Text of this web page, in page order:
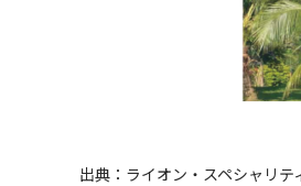
出典：ライオン・スペシャリ